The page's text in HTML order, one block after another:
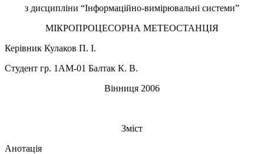
з дисципліни “Інформаційно-вимірювальні системи”
МІКРОПРОЦЕСОРНА МЕТЕОСТАНЦІЯ
Керівник Кулаков П. І.
Студент гр. 1АМ-01 Балтак К. В.
Вінниця 2006
Зміст
Анотація